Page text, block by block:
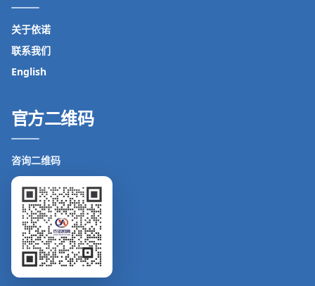
关于依诺
联系我们
English
官方二维码
咨询二维码